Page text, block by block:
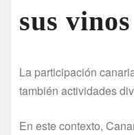
sus vinos
La participación
también actividades
En este contexto,